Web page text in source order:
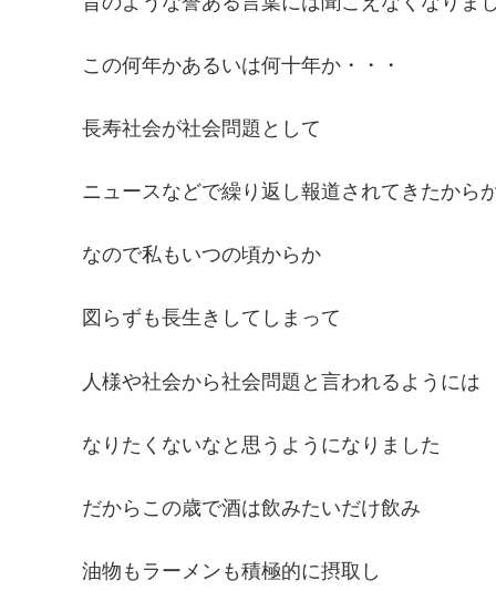
この何年かあるいは何十年か・・・
長寿社会が社会問題として
ニュースなどで繰り返し報道されてきたから
なので私もいつの頃からか
図らずも長生きしてしまって
人様や社会から社会問題と言われるようには
なりたくないなと思うようになりました
だからこの歳で酒は飲みたいだけ飲み
油物もラーメンも積極的に摂取し